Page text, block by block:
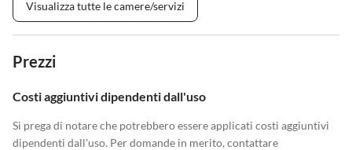
Visualizza tutte le camere/servizi
Prezzi
Costi aggiuntivi dipendenti dall'uso
Si prega di notare che potrebbero essere applicati costi aggiuntivi
dipendenti dall'uso. Per domande in merito, contattare